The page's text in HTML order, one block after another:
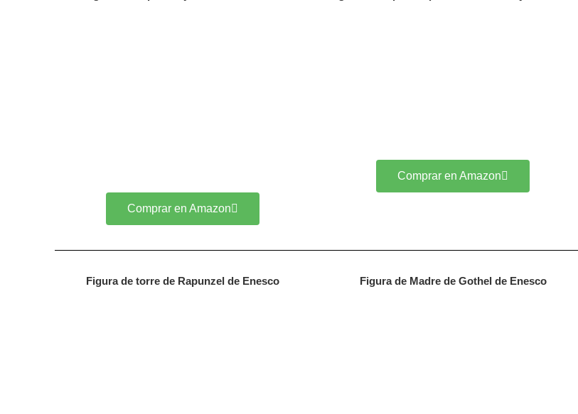
Comprar en Amazon
Comprar en Amazon
Figura de torre de Rapunzel de Enesco Figura de Madre de Gothel de Enesco